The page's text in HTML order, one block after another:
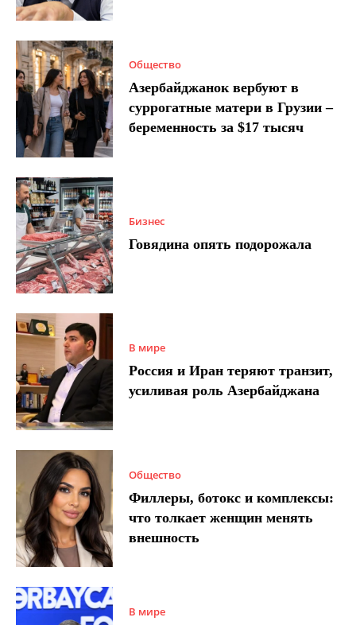
Общество
Азербайджанок вербуют в
суррогатные матери в Грузии –
беременность за $17 тысяч
Бизнес
Говядина опять подорожала
В мире
Россия и Иран теряют транзит,
усиливая роль Азербайджана
Общество
Филлеры, ботокс и комплексы:
что толкает женщин менять
внешность
В мире